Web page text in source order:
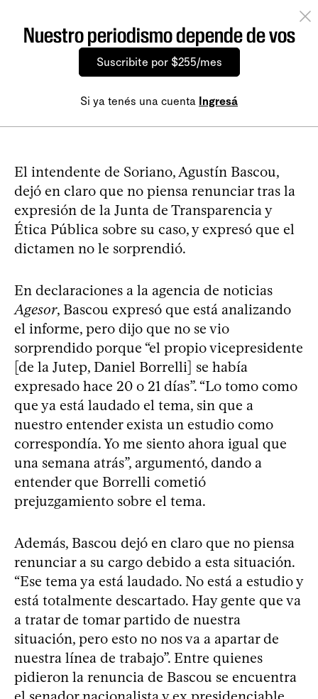
Nuestro periodismo depende de vos
Suscribite por $255/mes
Si ya tenés una cuenta Ingresá
El intendente de Soriano, Agustín Bascou,
dejó en claro que no piensa renunciar tras la
expresión de la Junta de Transparencia y
Ética Pública sobre su caso, y expresó que el
dictamen no le sorprendió.
En declaraciones a la agencia de noticias
Agesor, Bascou expresó que está analizando
el informe, pero dijo que no se vio
sorprendido porque “el propio vicepresidente
[de la Jutep, Daniel Borrelli] se había
expresado hace 20 o 21 días”. “Lo tomo como
que ya está laudado el tema, sin que a
nuestro entender exista un estudio como
correspondía. Yo me siento ahora igual que
una semana atrás”, argumentó, dando a
entender que Borrelli cometió
prejuzgamiento sobre el tema.
Además, Bascou dejó en claro que no piensa
renunciar a su cargo debido a esta situación.
“Ese tema ya está laudado. No está a estudio y
está totalmente descartado. Hay gente que va
a tratar de tomar partido de nuestra
situación, pero esto no nos va a apartar de
nuestra línea de trabajo”. Entre quienes
pidieron la renuncia de Bascou se encuentra